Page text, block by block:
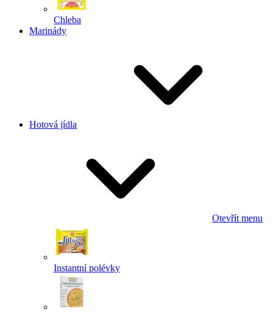
Chleba
Marinády
Hotová jídla
Otevřít menu
Instantní polévky